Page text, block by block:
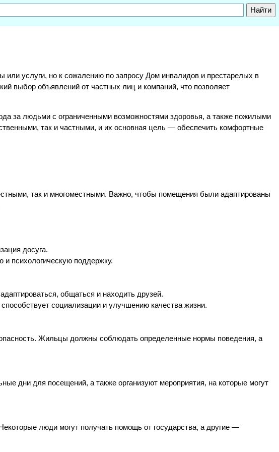
или услуги, но к сожалению по запросу Дом инвалидов и престарелых в
выбор объявлений от частных лиц и компаний, что позволяет
за людьми с ограниченными возможностями здоровья, а также пожилыми
так и частными, и их основная цель — обеспечить комфортные
так и многоместными. Важно, чтобы помещения были адаптированы
досуга.
психологическую поддержку.
общаться и находить друзей.
социализации и улучшению качества жизни.
Жильцы должны соблюдать определенные нормы поведения, а
дни для посещений, а также организуют мероприятия, на которые могут
люди могут получать помощь от государства, а другие —